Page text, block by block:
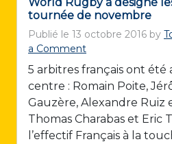
tournée de novembre
Publié le 13 octobre 2016 by
a Comment
5 arbitres français ont été
centre : Romain Poite,
Gauzère, Alexandre Ruiz
Thomas Charabas et Eric
l’effectif Français à la